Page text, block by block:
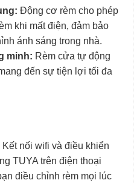
Động cơ rèm cho phép
khi mất điện, đảm bảo
ánh sáng trong nhà.
minh: Rèm cửa tự động
đến sự tiện lợi tối đa
Kết nối wifi và điều khiển
TUYA trên điện thoại
điều chỉnh rèm mọi lúc